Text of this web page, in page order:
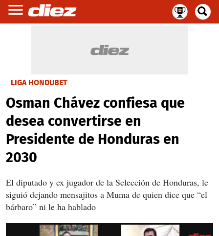
LIGA HONDUBET
Osman Chávez confiesa que
desea convertirse en
Presidente de Honduras en
2030
El diputado y ex jugador de la Selección de Honduras, le
siguió dejando mensajitos a Muma de quien dice que “el
bárbaro” ni le ha hablado